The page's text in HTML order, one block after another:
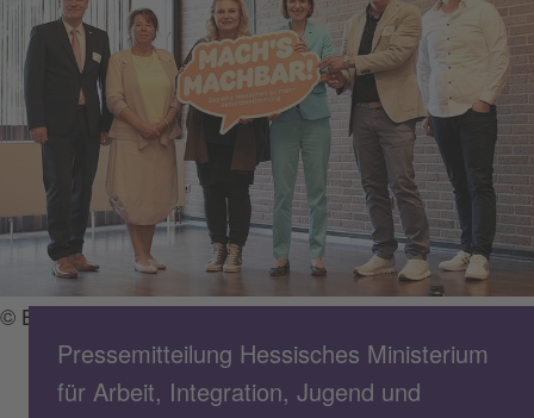
© Brand Factory / HMSI
Pressemitteilung Hessisches Ministerium
für Arbeit, Integration, Jugend und